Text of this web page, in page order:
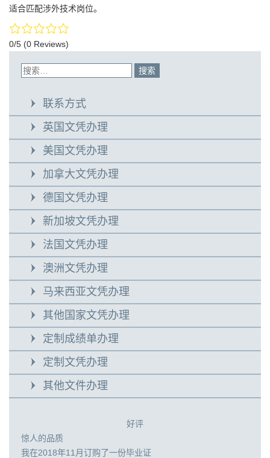
适合匹配涉外技术岗位。
0/5 (0 Reviews)
联系方式
英国文凭办理
美国文凭办理
加拿大文凭办理
德国文凭办理
新加坡文凭办理
法国文凭办理
澳洲文凭办理
马来西亚文凭办理
其他国家文凭办理
定制成绩单办理
定制文凭办理
其他文件办理
好评
惊人的品质
我在2018年11月订购了一份毕业证